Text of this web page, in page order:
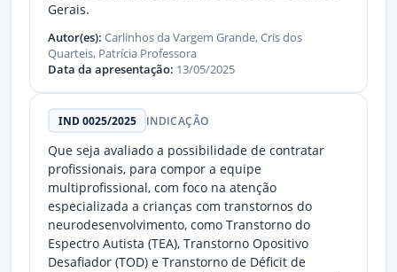
Gerais.
Autor(es): Carlinhos da Vargem Grande, Cris dos
Quarteis, Patrícia Professora
Data da apresentação: 13/05/2025
IND 0025/2025 INDICAÇÃO
Que seja avaliado a possibilidade de contratar
profissionais, para compor a equipe
multiprofissional, com foco na atenção
especializada a crianças com transtornos do
neurodesenvolvimento, como Transtorno do
Espectro Autista (TEA), Transtorno Opositivo
Desafiador (TOD) e Transtorno de Déficit de